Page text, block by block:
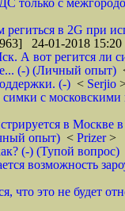
только с
региться в 2G при
24-01-2018 15:20
А вот регится
(-) (Личный опыт)
(-) < Serjio
с
в Москве
опыт) < Prizer>
(-) (Тупой вопрос)
возможность
что это не будет